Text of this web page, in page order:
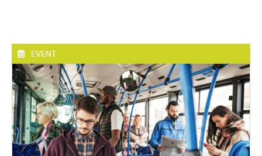
EVENT